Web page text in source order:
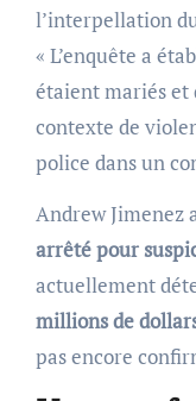
l’interpellation
« L’enquête a
étaient mariés et
contexte de
police dans un
Andrew Jimenez
arrêté pour
actuellement
millions de
pas encore